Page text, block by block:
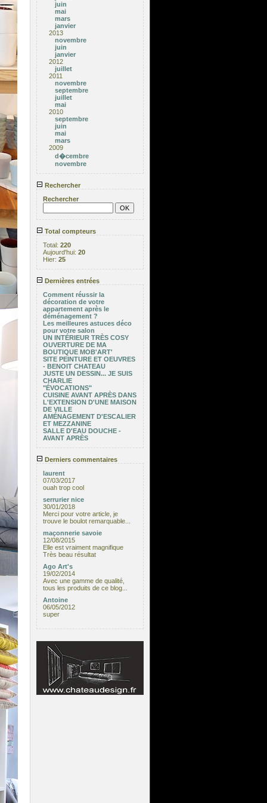
juin
mai
mars
janvier
2013
novembre
juin
janvier
2012
juillet
2011
novembre
septembre
juillet
mai
2010
septembre
juin
mai
mars
2009
d�cembre
novembre
Rechercher
Rechercher
Total compteurs
Total: 220
Aujourd'hui: 20
Hier: 25
Dernières entrées
Comment réussir la
décoration de votre
appartement après le
déménagement ?
Les meilleures astuces déco
pour votre salon
UN INTÉRIEUR TRÈS COSY
OUVERTURE DE MA
BOUTIQUE MOB'ART'
SITE PEINTURE ET OEUVRES
- BENOIT CHATEAU
JUSTE UN DESSIN... JE SUIS
CHARLIE
"ÉVOCATIONS"
CUISINE AVANT APRÈS DANS
L'EXTENSION D'UNE MAISON
DE VILLE
AMÉNAGEMENT D'ESCALIER
ET MEZZANINE
SALLE D'EAU DOUCHE -
AVANT APRÈS
Derniers commentaires
laurent
07/03/2017
ouah trop cool
serrurier nice
30/01/2018
Merci pour votre article, je
trouve le boulot remarquable...
maçonnerie savoie
12/08/2015
Elle est vraiment magnifique
Très beau résultat
Ago Art's
19/02/2014
Avec une gamme de qualité,
tous les produits de ce blog...
Antoine
06/05/2012
super